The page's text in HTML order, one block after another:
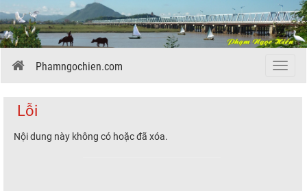
Menu
Phamngochien.com
Lỗi
Nội dung này không có hoặc đã xóa.